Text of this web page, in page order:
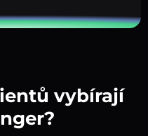
vybírají